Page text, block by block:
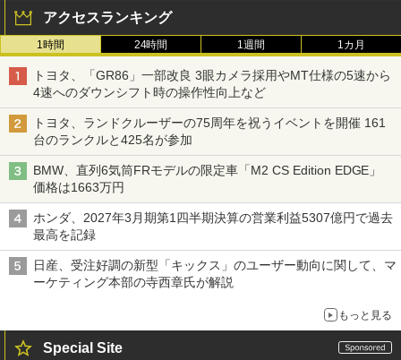
アクセスランキング
1時間 24時間 1週間 1カ月
トヨタ、「GR86」一部改良 3眼カメラ採用やMT仕様の5速から
4速へのダウンシフト時の操作性向上など
トヨタ、ランドクルーザーの75周年を祝うイベントを開催 161
台のランクルと425名が参加
BMW、直列6気筒FRモデルの限定車「M2 CS Edition EDGE」
価格は1663万円
ホンダ、2027年3月期第1四半期決算の営業利益5307億円で過去
最高を記録
日産、受注好調の新型「キックス」のユーザー動向に関して、マ
ーケティング本部の寺西章氏が解説
もっと見る
Special Site